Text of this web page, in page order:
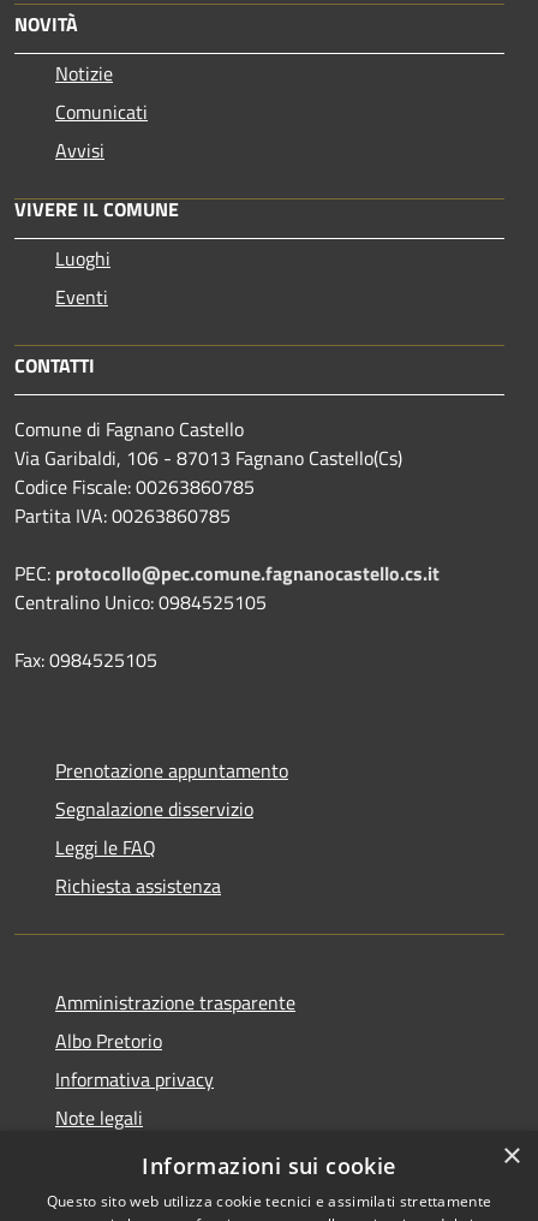
NOVITÀ
Notizie
Comunicati
Avvisi
VIVERE IL COMUNE
Luoghi
Eventi
CONTATTI
Comune di Fagnano Castello
Via Garibaldi, 106 - 87013 Fagnano Castello(Cs)
Codice Fiscale: 00263860785
Partita IVA: 00263860785
PEC: protocollo@pec.comune.fagnanocastello.cs.it
Centralino Unico: 0984525105
Fax: 0984525105
Prenotazione appuntamento
Segnalazione disservizio
Leggi le FAQ
Richiesta assistenza
Amministrazione trasparente
Albo Pretorio
Informativa privacy
Note legali
Dichiarazione di accessibilità
×
Informazioni sui cookie
Questo sito web utilizza cookie tecnici e assimilati strettamente